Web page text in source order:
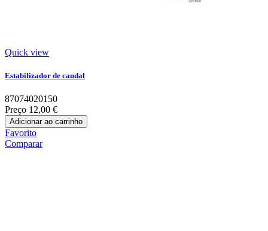
Quick view
Estabilizador de caudal
87074020150
Preço 12,00 €
Adicionar ao carrinho
Favorito
Comparar